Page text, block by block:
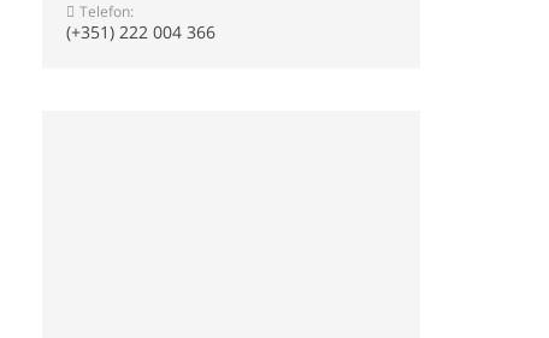
Telefon:
(+351) 222 004 366